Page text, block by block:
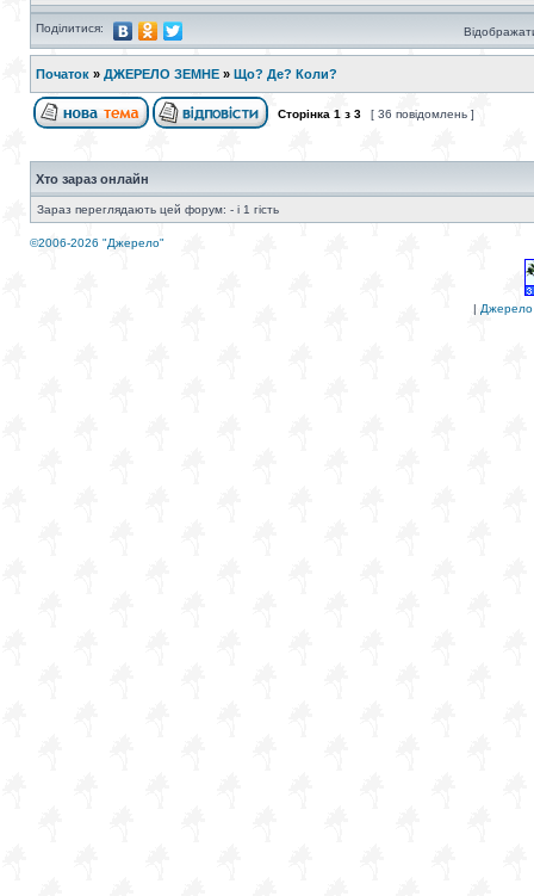
Поділитися:
Початок » ДЖЕРЕЛО ЗЕМНЕ » Що? Де? Коли?
Сторінка 1 з 3 [ 36 повідомлень ]
Хто зараз онлайн
Зараз переглядають цей форум: - і 1 гість
©2006-2026 "Джерело"
| Джерело